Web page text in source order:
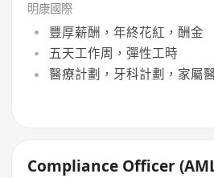
明康國際
豐厚薪酬，年終花紅，酬金
五天工作周，彈性工時
醫療計劃，牙科計劃，家屬
Compliance Officer